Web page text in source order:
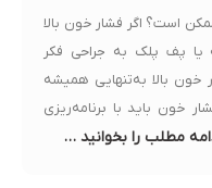
است؟ اگر فشار خون بالا
یا پف پلک به جراحی فکر
بالا به‌تنهایی همیشه
خون باید با برنامه‌ریزی
مطلب را بخوانید …